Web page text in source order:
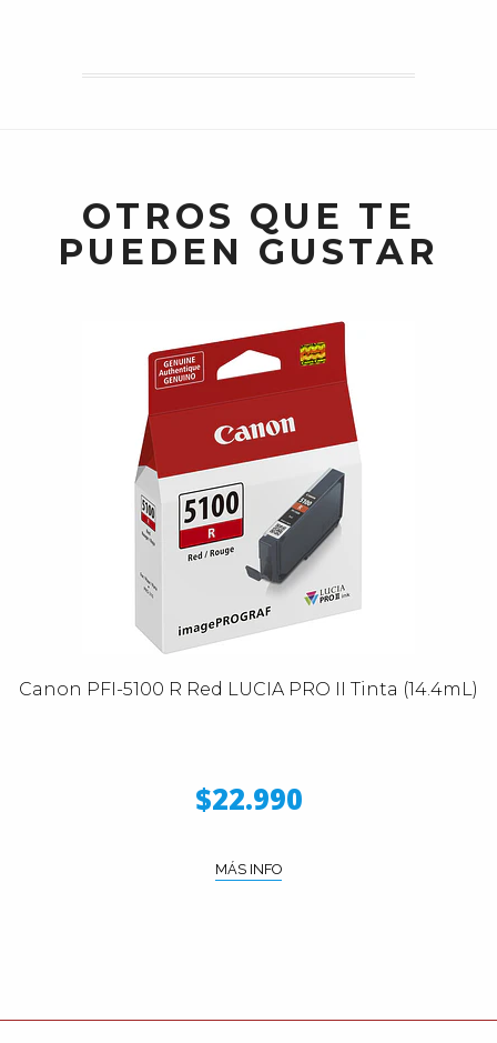
OTROS QUE TE
PUEDEN GUSTAR
Canon PFI-5100 R Red LUCIA PRO II Tinta (14.4mL)
$22.990
MÁS INFO